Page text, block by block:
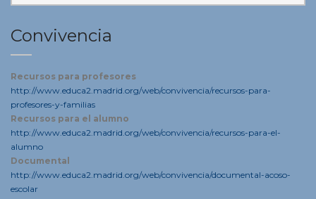
Convivencia
Recursos para profesores
http://www.educa2.madrid.org/web/convivencia/recursos-para-
profesores-y-familias
Recursos para el alumno
http://www.educa2.madrid.org/web/convivencia/recursos-para-el-
alumno
Documental
http://www.educa2.madrid.org/web/convivencia/documental-acoso-
escolar